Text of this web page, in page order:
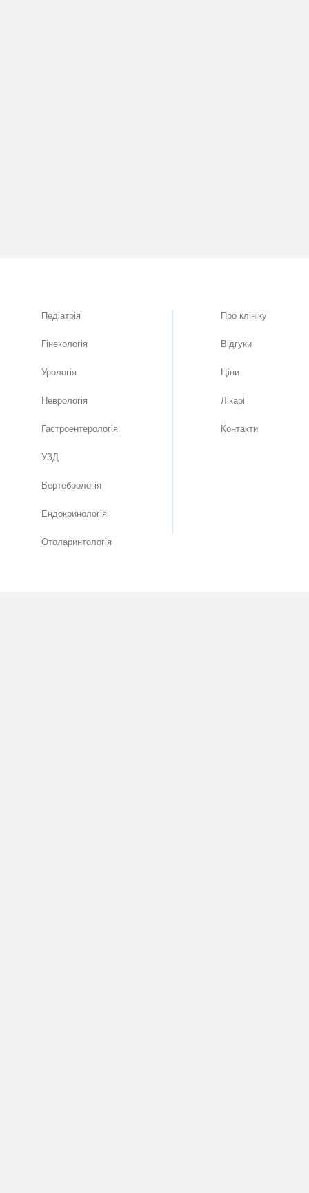
Педіатрія
Гінекологія
Урологія
Неврологія
Гастроентерологія
УЗД
Вертебрологія
Ендокринологія
Отоларинтологія
Про клiнiку
Вiдгуки
Цiни
Лікарі
Контакти